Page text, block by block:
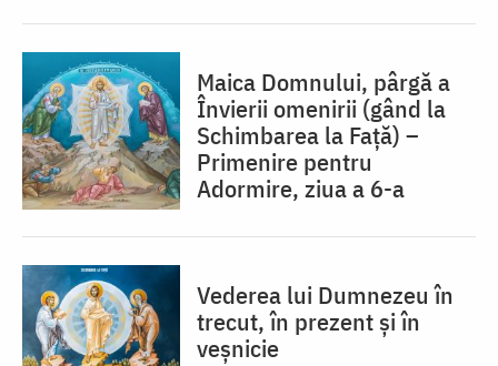
Maica Domnului, pârgă a
Învierii omenirii (gând la
Schimbarea la Față) –
Primenire pentru
Adormire, ziua a 6-a
Vederea lui Dumnezeu în
trecut, în prezent și în
veșnicie